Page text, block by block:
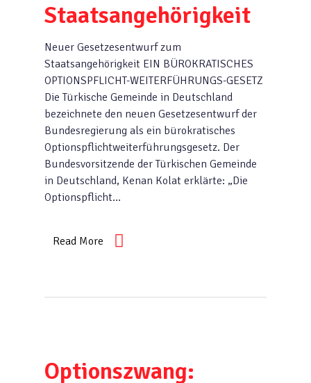
Staatsangehörigkeit
Neuer Gesetzesentwurf zum
Staatsangehörigkeit EIN BÜROKRATISCHES
OPTIONSPFLICHT-WEITERFÜHRUNGS-GESETZ
Die Türkische Gemeinde in Deutschland
bezeichnete den neuen Gesetzesentwurf der
Bundesregierung als ein bürokratisches
Optionspflicht­weiterführungsgesetz. Der
Bundesvorsitzende der Türkischen Gemeinde
in Deutschland, Kenan Kolat erklärte: „Die
Optionspflicht…
Read More
Optionszwang: